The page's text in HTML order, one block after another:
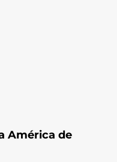
América de